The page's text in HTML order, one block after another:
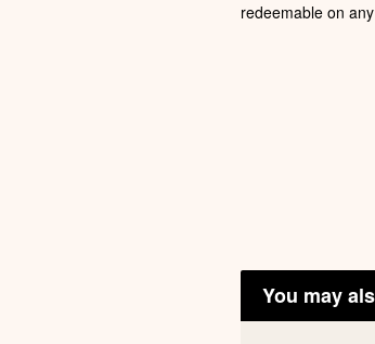
redeemable on
You may